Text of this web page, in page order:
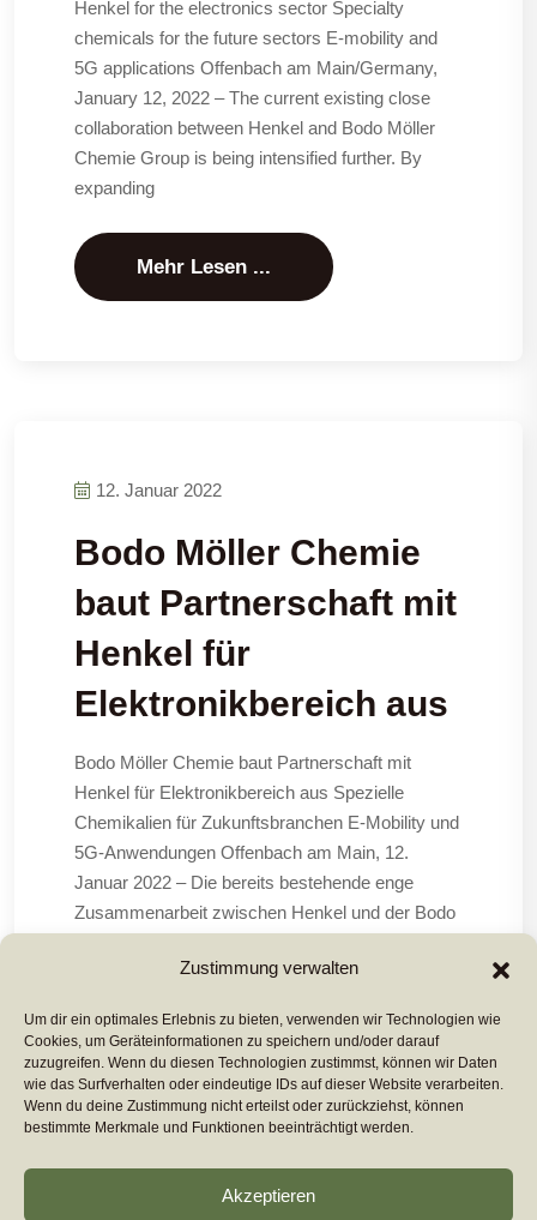
Zustimmung verwalten
Um dir ein optimales Erlebnis zu bieten, verwenden wir Technologien wie
Cookies, um Geräteinformationen zu speichern und/oder darauf
zuzugreifen. Wenn du diesen Technologien zustimmst, können wir Daten
wie das Surfverhalten oder eindeutige IDs auf dieser Website verarbeiten.
Wenn du deine Zustimmung nicht erteilst oder zurückziehst, können
bestimmte Merkmale und Funktionen beeinträchtigt werden.
Akzeptieren
Henkel for the electronics sector Specialty
chemicals for the future sectors E-mobility and
5G applications Offenbach am Main/Germany,
January 12, 2022 – The current existing close
collaboration between Henkel and Bodo Möller
Chemie Group is being intensified further. By
expanding
Mehr Lesen ...
12. Januar 2022
Bodo Möller Chemie
baut Partnerschaft mit
Henkel für
Elektronikbereich aus
Bodo Möller Chemie baut Partnerschaft mit
Henkel für Elektronikbereich aus Spezielle
Chemikalien für Zukunftsbranchen E-Mobility und
5G-Anwendungen Offenbach am Main, 12.
Januar 2022 – Die bereits bestehende enge
Zusammenarbeit zwischen Henkel und der Bodo
einem Ausbau der Vertriebskooperation stellt
Mehr Lesen ...